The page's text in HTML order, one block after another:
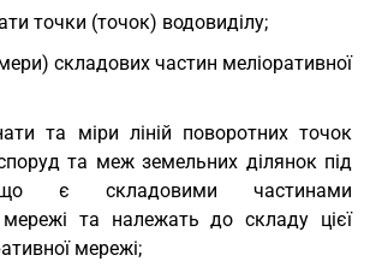
точки (точок) водовиділу;
складових частин меліоративної
та міри ліній поворотних точок
споруд та меж земельних ділянок під
що є складовими частинами
мережі та належать до складу цієї
мережі;